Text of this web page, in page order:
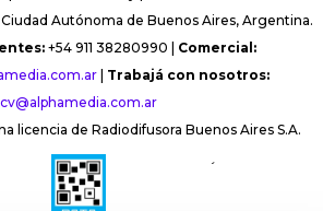
Autónoma de Buenos Aires, Argentina.
+54 911 38280990 | Comercial:
| Trabajá con nosotros:
cv@alphamedia.com.ar
licencia de Radiodifusora Buenos Aires S.A.
´